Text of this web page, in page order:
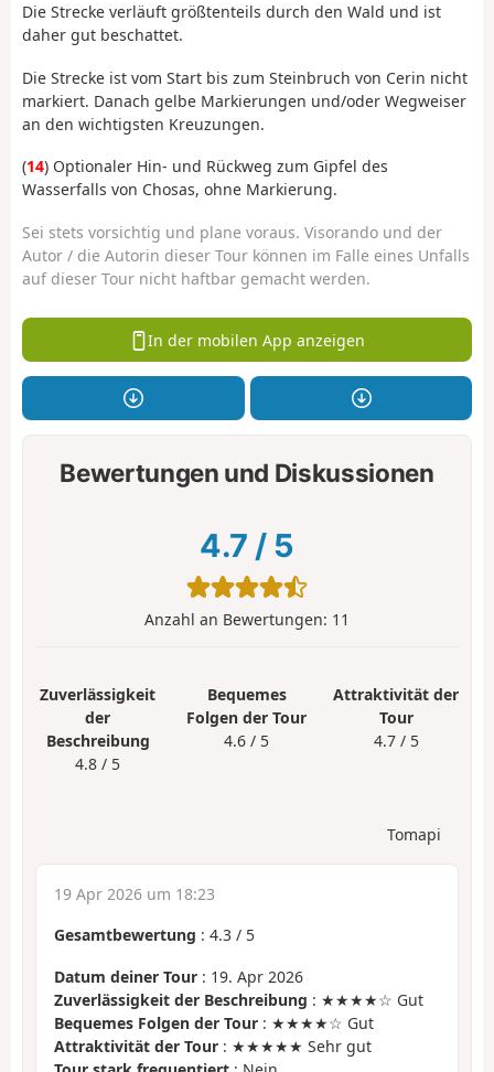
Die Strecke verläuft größtenteils durch den Wald und ist
daher gut beschattet.
Die Strecke ist vom Start bis zum Steinbruch von Cerin nicht
markiert. Danach gelbe Markierungen und/oder Wegweiser
an den wichtigsten Kreuzungen.
(14) Optionaler Hin- und Rückweg zum Gipfel des
Wasserfalls von Chosas, ohne Markierung.
Sei stets vorsichtig und plane voraus. Visorando und der
Autor / die Autorin dieser Tour können im Falle eines Unfalls
auf dieser Tour nicht haftbar gemacht werden.
In der mobilen App anzeigen
Bewertungen und Diskussionen
4.7 / 5
Anzahl an Bewertungen: 11
Zuverlässigkeit
der
Beschreibung
4.8 / 5
Bequemes
Folgen der Tour
4.6 / 5
Attraktivität der
Tour
4.7 / 5
Tomapi
19 Apr 2026 um 18:23
Gesamtbewertung : 4.3 / 5
Datum deiner Tour : 19. Apr 2026
Zuverlässigkeit der Beschreibung : ★★★★☆ Gut
Bequemes Folgen der Tour : ★★★★☆ Gut
Attraktivität der Tour : ★★★★★ Sehr gut